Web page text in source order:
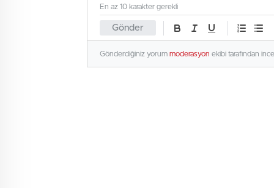
Gönder
En az 10 karakter gerekli
Gönderdiğiniz yorum moderasyon ekibi tarafından